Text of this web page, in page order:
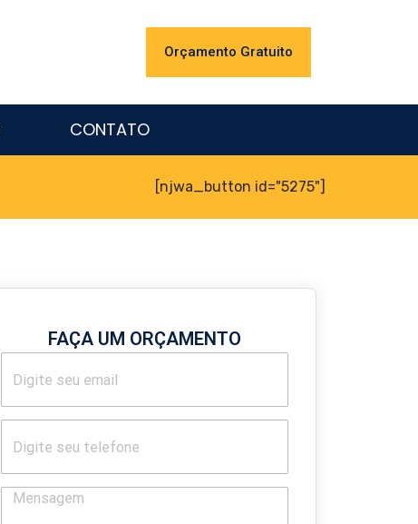
Orçamento Gratuito
CONTATO
[njwa_button id="5275"]
FAÇA UM ORÇAMENTO